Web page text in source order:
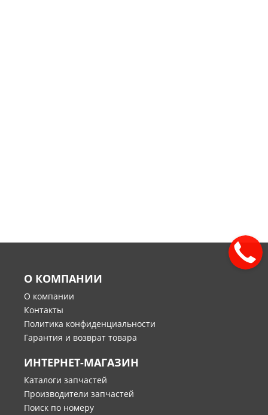
О КОМПАНИИ
О компании
Контакты
Политика конфиденциальности
Гарантия и возврат товара
ИНТЕРНЕТ-МАГАЗИН
Каталоги запчастей
Производители запчастей
Поиск по номеру